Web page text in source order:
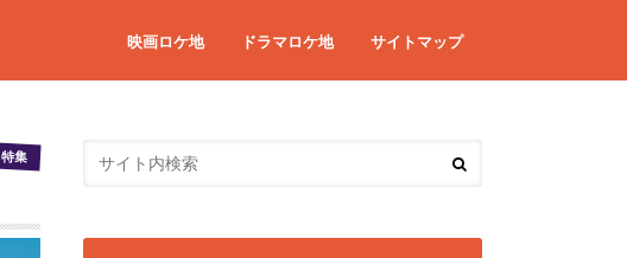
映画ロケ地 ドラマロケ地 サイトマップ
特集